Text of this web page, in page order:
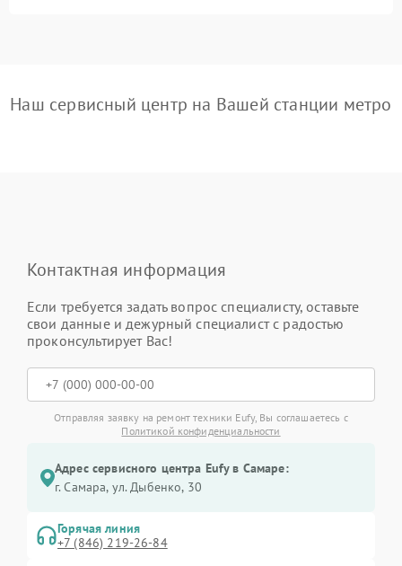
Наш сервисный центр на Вашей станции метро
Контактная информация
Если требуется задать вопрос специалисту, оставьте
свои данные и дежурный специалист с радостью
проконсультирует Вас!
Отправляя заявку на ремонт техники Eufy, Вы соглашаетесь с
Политикой конфиденциальности
Адрес сервисного центра Eufy в Самаре:
г. Самара, ул. Дыбенко, 30
Горячая линия
+7 (846) 219-26-84